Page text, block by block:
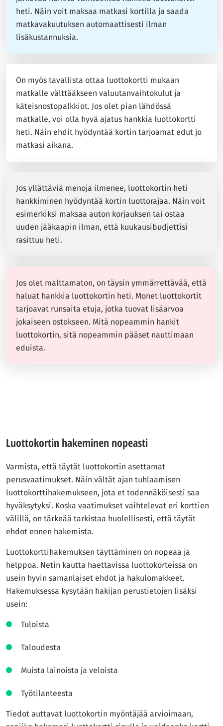
heti. Näin voit maksaa matkasi kortilla ja saada
matkavakuutuksen automaattisesti ilman
lisäkustannuksia.
On myös tavallista ottaa luottokortti mukaan
matkalle välttääkseen valuutanvaihtokulut ja
käteisnostopalkkiot. Jos olet pian lähdössä
matkalle, voi olla hyvä ajatus hankkia luottokortti
heti. Näin ehdit hyödyntää kortin tarjoamat edut jo
matkasi aikana.
Jos yllättäviä menoja ilmenee, luottokortin heti
hankkiminen hyödyntää kortin luottorajaa. Näin voit
esimerkiksi maksaa auton korjauksen tai ostaa
uuden jääkaapin ilman, että kuukausibudjettisi
rasittuu heti.
Jos olet malttamaton, on täysin ymmärrettävää, että
haluat hankkia luottokortin heti. Monet luottokortit
tarjoavat runsaita etuja, jotka tuovat lisäarvoa
jokaiseen ostokseen. Mitä nopeammin hankit
luottokortin, sitä nopeammin pääset nauttimaan
eduista.
Luottokortin hakeminen nopeasti
Varmista, että täytät luottokortin asettamat
perusvaatimukset. Näin vältät ajan tuhlaamisen
luottokorttihakemukseen, jota et todennäköisesti saa
hyväksytyksi. Koska vaatimukset vaihtelevat eri korttien
välillä, on tärkeää tarkistaa huolellisesti, että täytät
ehdot ennen hakemista.
Luottokorttihakemuksen täyttäminen on nopeaa ja
helppoa. Netin kautta haettavissa luottokorteissa on
usein hyvin samanlaiset ehdot ja hakulomakkeet.
Hakemuksessa kysytään hakijan perustietojen lisäksi
usein:
Tuloista
Taloudesta
Muista lainoista ja veloista
Työtilanteesta
Tiedot auttavat luottokortin myöntäjää arvioimaan,